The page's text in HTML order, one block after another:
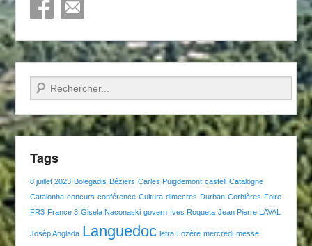
Recherche
Tags
8 juillet 2023 Bolegadis Béziers Carles Puigdemont castell Catalogne
Catalonha concurs conférence Cultura dimecres Durban-Corbières Foire
FR3 France 3 Gisela Naconaski govern Ives Roqueta Jean Pierre LAVAL
Josèp Anglada Languedoc letra Lozère mercredi messe